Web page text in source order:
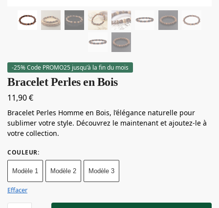
-25% Code PROMO25 jusqu'à la fin du mois
Bracelet Perles en Bois
11,90€
Bracelet Perles Homme en Bois, l’élégance naturelle pour
sublimer votre style. Découvrez le maintenant et ajoutez-le à
votre collection.
COULEUR:
Modèle 1 Modèle 2 Modèle 3
Effacer